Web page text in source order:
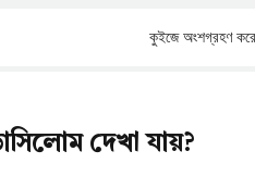
কুইজে অংশগ্রহণ
দেখা যায়?